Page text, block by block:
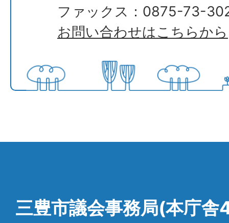
ファックス：0875-73-
お問い合わせはこちらから
三豊市議会事務局(本庁舎